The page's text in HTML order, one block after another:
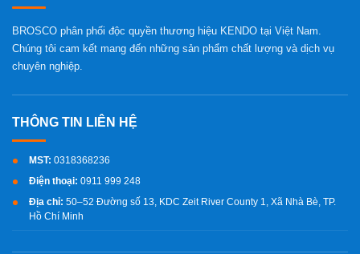
BROSCO phân phối độc quyền thương hiệu KENDO tại Việt Nam.
Chúng tôi cam kết mang đến những sản phẩm chất lượng và dịch vụ
chuyên nghiệp.
MST: 0318368236
Điện thoại: 0911 999 248
Địa chỉ: 50–52 Đường số 13, KDC Zeit River County 1, Xã Nhà Bè, TP.
Hồ Chí Minh